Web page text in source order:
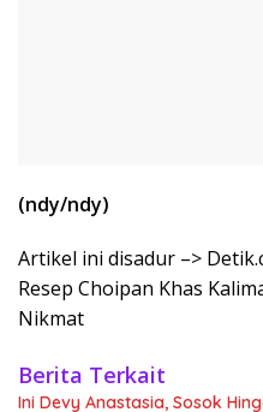
(ndy/ndy)
Artikel ini disadur –>
Resep Choipan Khas
Nikmat
Berita Terkait
Ini Devy Anastasia, Sosok